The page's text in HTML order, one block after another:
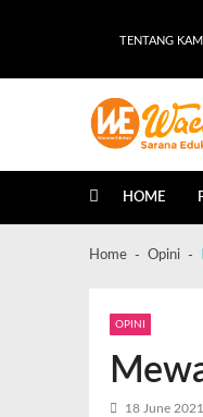
TENTANG KAMI
HOME
Home Opini
OPINI
18 June 2021